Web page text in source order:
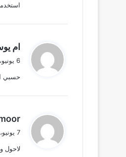
استخدمو
ي
ل
ام
6 يونيو، 2011 الساعة 1:51 م
حسبي
ي
ل
7 يونيو، 2011 الساعة 12:30 م
لاحول